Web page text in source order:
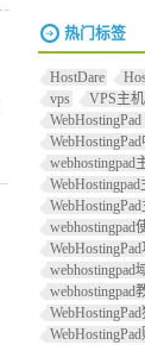
热门标签
HostDare
vps
VPS主机
WebHostingPad
webhostingpad
webhostingpad
webhostingpad
webhostingpad